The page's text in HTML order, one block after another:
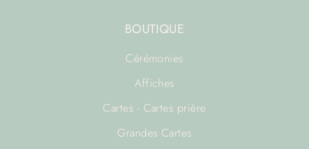
BOUTIQUE
Cérémonies
Affiches
Cartes - Cartes prière
Grandes Cartes